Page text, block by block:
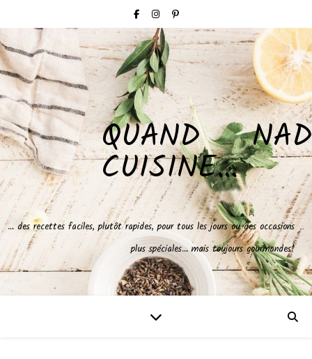
QUAND NAD
CUISINE…
… des recettes faciles, plutôt rapides, pour tous les jours ou des occasions
plus spéciales… mais toujours gourmandes!